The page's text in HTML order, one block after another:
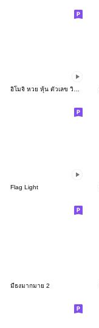
Flag Light
มีธงมากมาย 2